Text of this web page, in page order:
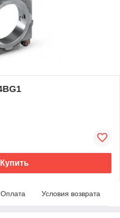
Купить
Оплата Условия возврата